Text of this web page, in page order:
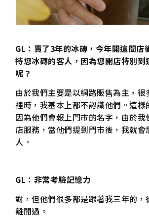
GL：賣了3年的冰磚，今年開這間店
持您冰磚的客人，因為您開店特別到
呢？
由於我們主要是以網路販售為主，很
裡時，我基本上都不認識他們。這樣
因為他們會報上門市的名字，由於
店服務，當他們提到門市後，我就會
人。
GL：非常考驗記憶力
對，但他們很多都是跟著我三年的，
離開過。